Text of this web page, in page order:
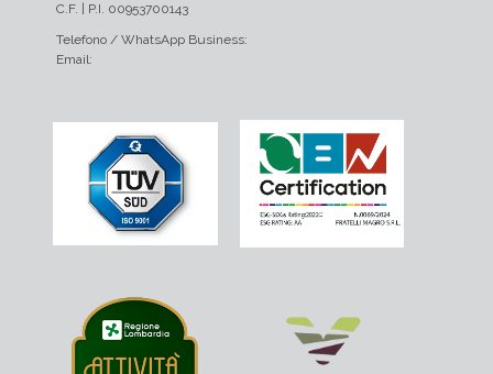
C.F. | P.I. 00953700143
Telefono / WhatsApp Business:
Email: